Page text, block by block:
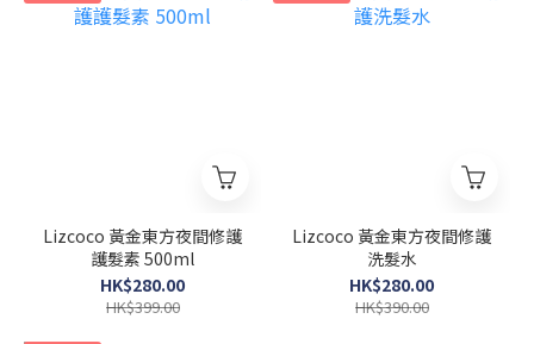
Lizcoco 黃金東方夜間修護
護髮素 500ml
HK$280.00
HK$399.00
Lizcoco 黃金東方夜間修護
洗髮水
HK$280.00
HK$390.00